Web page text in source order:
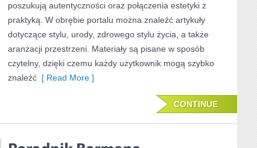
poszukują autentyczności oraz połączenia estetyki z
praktyką. W obrębie portalu można znaleźć artykuły
dotyczące stylu, urody, zdrowego stylu życia, a także
aranżacji przestrzeni. Materiały są pisane w sposób
czytelny, dzięki czemu każdy użytkownik mogą szybko
znaleźć [ Read More ]
CONTINUE